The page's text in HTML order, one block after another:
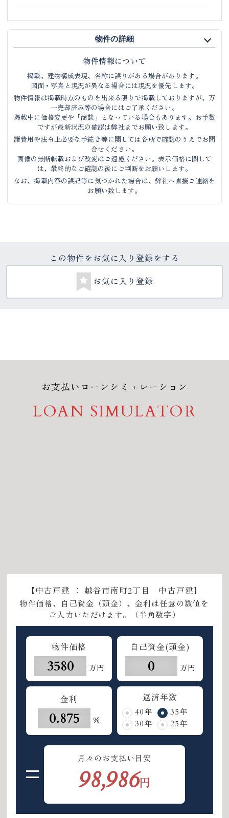
物件の詳細
物件情報について
掲載、建物構成表現、名称に誤りがある場合があります。
図面・写真と現況が異なる場合には現況を優先します。
物件情報は掲載時点のものを出来る限りで掲載しておりますが、万
一売却済み等の場合にはご了承ください。
掲載中に価格変更や「商談」となっている場合もあります。お手数
ですが最新状況の確認は弊社までお願い致します。
諸費用や法令上必要な手続き等に関しては各所で確認のうえでお問
合せください。
画像の無断転載および改変はご遠慮ください。表示価格に関して
は、最終的なご確認の後にご判断をお願いします。
なお、掲載内容の誤記等に気づかれた場合は、弊社へ直接ご連絡を
お願い致します。
この物件をお気に入り登録をする
お気に入り登録
お支払いローンシミュレーション
LOAN SIMULATOR
【中古戸建 ： 越谷市南町2丁目 中古戸建】
物件価格、自己資金（頭金）、金利は任意の数値を
ご入力いただけます。（半角数字）
物件価格
万円
自己資金(頭金)
万円
金利
%
返済年数
40年
35年
30年
25年
月々のお支払い目安
98,986円